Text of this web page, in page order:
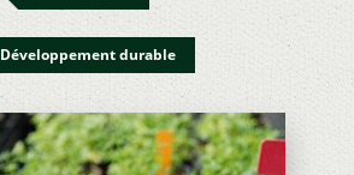
Développement durable